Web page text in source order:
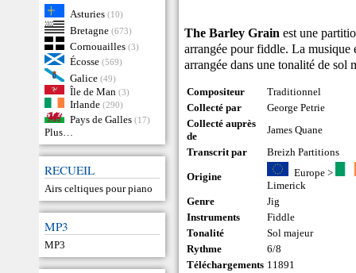
Asturies (10)
Bretagne (673)
Cornouailles (3)
Écosse (569)
Galice (49)
Île de Man (3)
Irlande (290)
Pays de Galles (17)
Plus…
RECUEIL
Airs celtiques pour piano
MP3
MP3
The Barley Grain est une
arrangée pour fiddle. La
arrangée dans une tonalité de sol
Compositeur
Traditionnel
Collecté par
George Petrie
Collecté auprès
de
James Quane
Transcrit par
Breizh Partitions
Origine Europe>
Limerick
Genre
Jig
Instruments
Fiddle
Tonalité
Sol majeur
Rythme
6/8
Téléchargements 11891